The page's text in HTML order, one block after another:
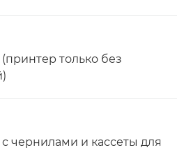
(принтер только без
чернилами и кассеты для